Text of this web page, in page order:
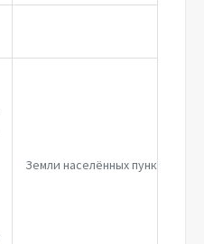
Земли населённых пунктов